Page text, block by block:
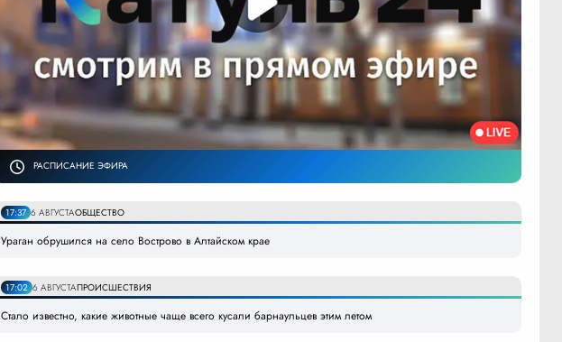
РАСПИСАНИЕ ЭФИРА
17:37 6 АВГУСТАОБЩЕСТВО
Ураган обрушился на село Вострово в Алтайском крае
17:02 6 АВГУСТАПРОИСШЕСТВИЯ
Стало известно, какие животные чаще всего кусали барнаульцев этим летом